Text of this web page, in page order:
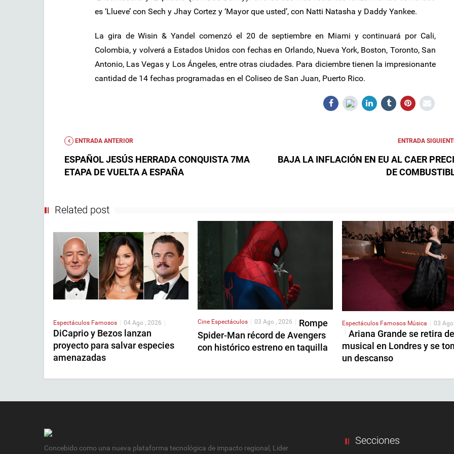
es ‘Llueve’ con Sech y Jhay Cortez y ‘Mayor que usted’, con Natti Natasha y Daddy Yankee.
La gira de Wisin & Yandel comenzó el 20 de septiembre en Miami y continuará por Cali,
Colombia, y volverá a Estados Unidos con fechas en Orlando, Nueva York, Boston, Toronto, San
Antonio, Las Vegas y Los Ángeles, entre otras ciudades. Para diciembre tienen la impresionante
cantidad de 14 fechas programadas en el Coliseo de San Juan, Puerto Rico.
ENTRADA ANTERIOR
ESPAÑOL JESÚS HERRADA CONQUISTA 7MA
ETAPA DE VUELTA A ESPAÑA
ENTRADA
BAJA LA INFLACIÓN EN EU AL CAER
DE
Related post
Espectáculos Famosos 04 Ago , 2026
DiCaprio y Bezos lanzan
proyecto para salvar especies
amenazadas
Cine Espectáculos 03 Ago , 2026
Rompe
Spider-Man récord de Avengers
con histórico estreno en taquilla
Espectáculos Famosos Música | 03
| Ariana Grande se retira
musical en Londres y se
un descanso
Concebido como una nueva plataforma tecnológica de impacto regional, Lider
Secciones